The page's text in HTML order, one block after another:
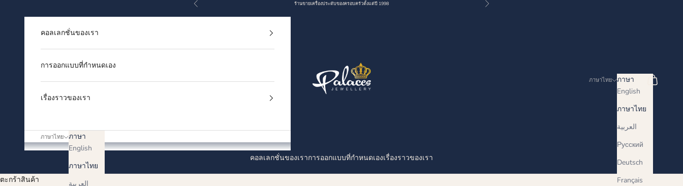
ก่อนหน้า ร้านขายเครื่องประดับของครอบครัวตั้งแต่ปี 1998 ถัดไป
Palaces Jewellery
คอลเลกชั่นของเราการออกแบบที่กำหนดเองเรื่องราวของเรา
ภาษาไทย
ภาษา
English
ภาษาไทย
العربية
Русский
Deutsch
Français
ตะกร้าสินค้
คอลเลกชั่นของเรา
การออกแบบที่กำหนดเอง
เรื่องราวของเรา
ภาษาไทย
ภาษา
English
ภาษาไทย
العربية
ตะกร้าสินค้า